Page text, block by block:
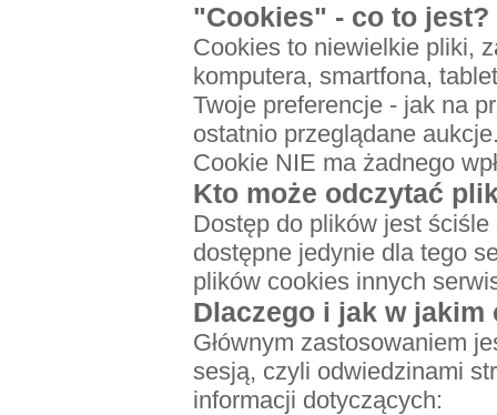
"Cookies" - co to jest?
Cookies to niewielkie pliki,
komputera, smartfona,
Twoje preferencje - jak na
ostatnio przeglądane
Cookie NIE ma żadnego
Kto może odczytać
Dostęp do plików jest
dostępne jedynie dla tego
plików cookies innych
Dlaczego i jak w
Głównym zastosowaniem
sesją, czyli odwiedzinami
informacji dotyczących: